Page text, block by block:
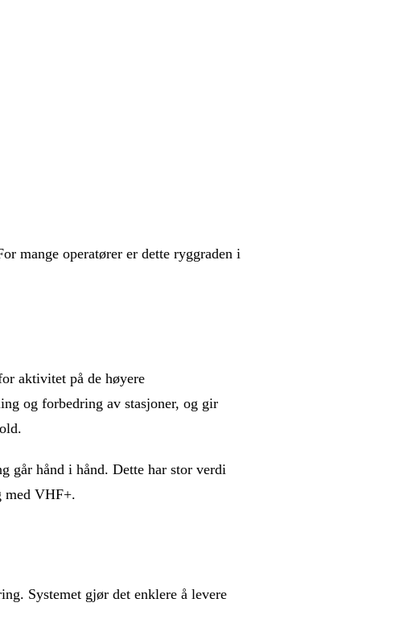
mange operatører er dette ryggraden i
aktivitet på de høyere
og forbedring av stasjoner, og gir
går hånd i hånd. Dette har stor verdi
med VHF+.
Systemet gjør det enklere å levere